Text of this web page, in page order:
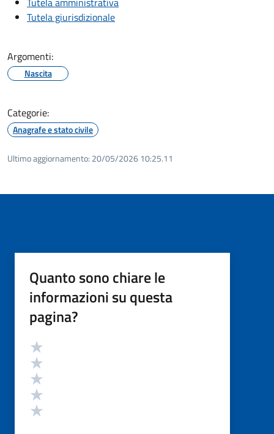
Tutela giurisdizionale
Argomenti:
Nascita
Categorie:
Anagrafe e stato civile
Ultimo aggiornamento: 20/05/2026 10:25.11
Quanto sono chiare le
informazioni su questa
pagina?
Valutazione